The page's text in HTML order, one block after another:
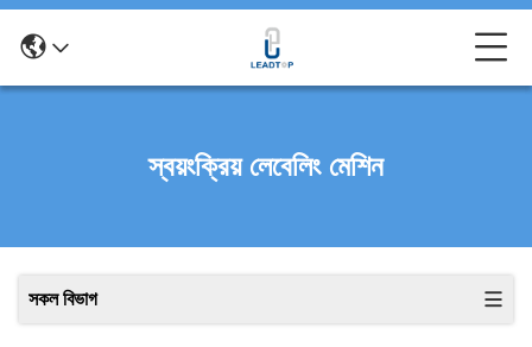
স্বয়ংক্রিয় লেবেলিং মেশিন
সকল বিভাগ